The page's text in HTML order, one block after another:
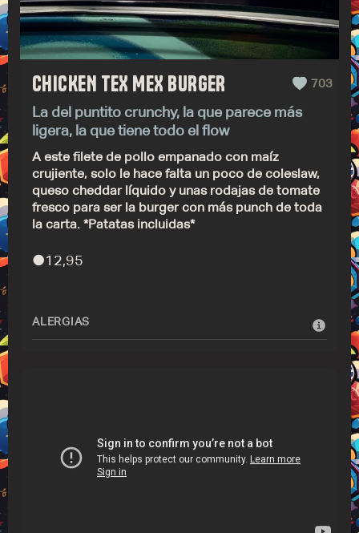
CHICKEN TEX MEX BURGER 703
La del puntito crunchy, la que parece más
ligera, la que tiene todo el flow
A este filete de pollo empanado con maíz
crujiente, solo le hace falta un poco de coleslaw,
queso cheddar líquido y unas rodajas de tomate
fresco para ser la burger con más punch de toda
la carta. *Patatas incluidas*
●12,95
ALERGIAS